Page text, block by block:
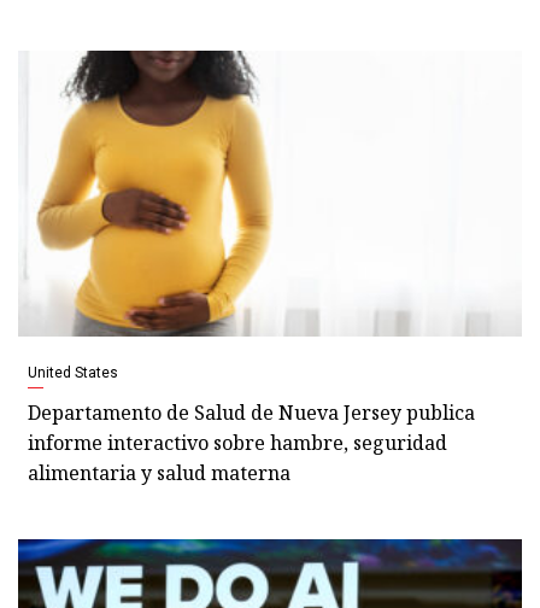
United States
Departamento de Salud de Nueva Jersey publica
informe interactivo sobre hambre, seguridad
alimentaria y salud materna